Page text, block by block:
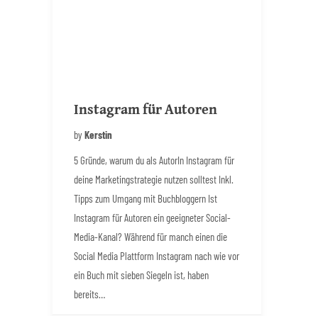
Instagram für Autoren
by Kerstin
5 Gründe, warum du als AutorIn Instagram für
deine Marketingstrategie nutzen solltest Inkl.
Tipps zum Umgang mit Buchbloggern Ist
Instagram für Autoren ein geeigneter Social-
Media-Kanal? Während für manch einen die
Social Media Plattform Instagram nach wie vor
ein Buch mit sieben Siegeln ist, haben
bereits…